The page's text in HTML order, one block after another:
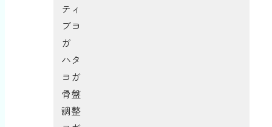
ティ
ブヨ
ガ
ハタ
ヨガ
骨盤
調整